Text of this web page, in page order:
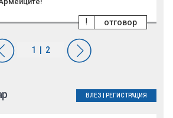
отговор
!
ВЛЕЗ РЕГИСТРАЦИЯ